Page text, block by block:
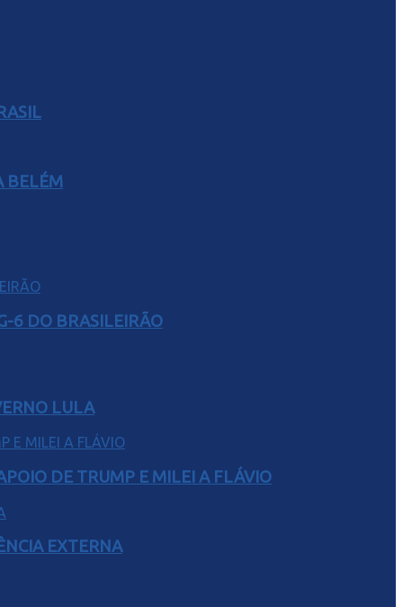
BELÉM
6 DO BRASILEIRÃO
LULA
DE TRUMP E MILEI A FLÁVIO
EXTERNA